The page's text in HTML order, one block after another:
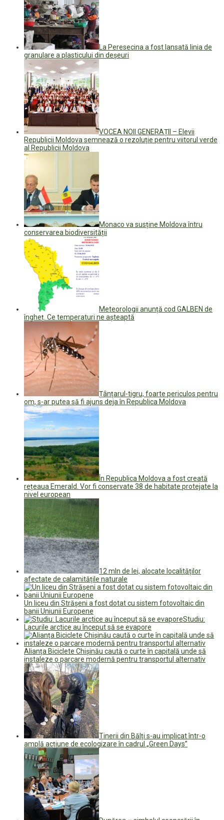
La Peresecina a fost lansată linia de
granulare a plasticului din deșeuri
VOCEA NOII GENERAȚII – Elevii
Republicii Moldova semnează o rezoluție pentru viitorul verde
al Republicii Moldova
Monaco va susține Moldova întru
conservarea biodiversității
Meteorologii anunță cod GALBEN de
îngheț. Ce temperaturi ne așteaptă
Țânțarul-tigru, foarte periculos pentru
om, s-ar putea să fi ajuns deja în Republica Moldova
În Republica Moldova a fost creată
rețeaua Emerald. Vor fi conservate 38 de habitate protejate la
nivel european
12 mln de lei, alocate localităților
afectate de calamitățile naturale
Un liceu din Strășeni a fost dotat cu sistem fotovoltaic din
banii Uniunii Europene
Studiu:
Lacurile arctice au început să se evapore
Alianța Biciclete Chișinău caută o curte în capitală unde să
instaleze o parcare modernă pentru transportul alternativ
Tinerii din Bălți s-au implicat într-o
amplă acțiune de ecologizare în cadrul „Green Days”